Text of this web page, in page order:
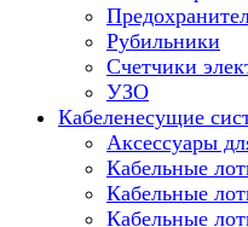
Рубильники
Счетчики
УЗО
Кабеленесущие
Аксессуары
Кабельные
Кабельные
Кабельные